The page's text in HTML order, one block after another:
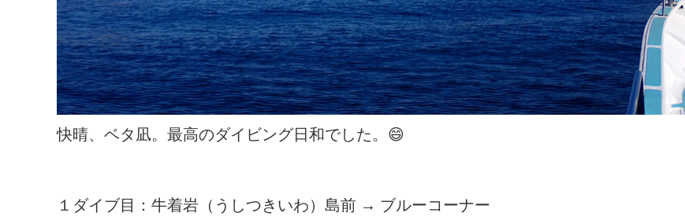
快晴、ベタ凪。最高のダイビング日和でした。😄
１ダイブ目：牛着岩（うしつきいわ）島前 → ブルーコーナー